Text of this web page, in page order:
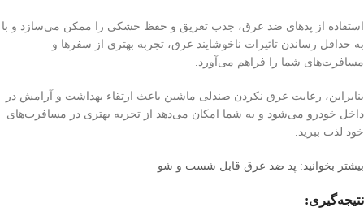
استفاده از پد‌های ضد عرق، جذب تعریق و حفظ خشکی را ممکن می‌سازد و با
به حداقل رساندن تاثیرات ناخوشایند عرق، تجربه بهتری از سفرها و
مسافرت‌های شما را فراهم می‌آورد.
بنابراین، رعایت عرق نکردن صندلی ماشین باعث ارتقاء بهداشت و آرامش در
داخل خودرو می‌شود و به شما امکان می‌دهد از تجربه بهتری در مسافرت‌های
خود لذت ببرید.
بیشتر بخوانید: پد ضد عرق قابل شست و شو
نتیجه‌گیری: